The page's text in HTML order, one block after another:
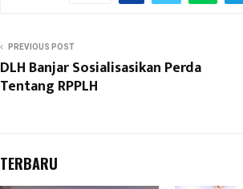
PREVIOUS POST
DLH Banjar Sosialisasikan Perda
Tentang RPPLH
TERBARU